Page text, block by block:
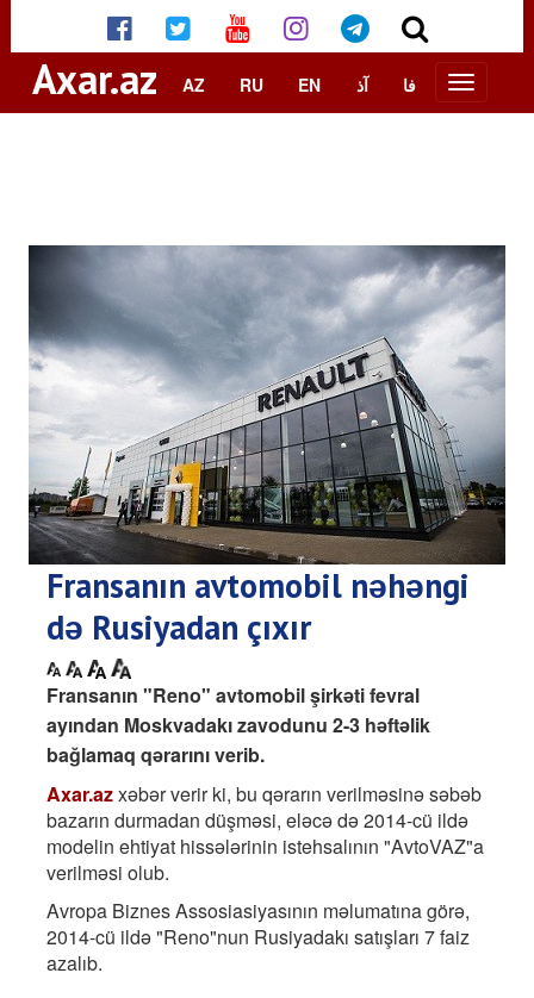
Axar.az AZ RU EN آذ فا
Fransanın avtomobil nəhəngi
də Rusiyadan çıxır
Fransanın "Reno" avtomobil şirkəti fevral
ayından Moskvadakı zavodunu 2-3 həftəlik
bağlamaq qərarını verib.
Axar.azxəbər verir ki, bu qərarın verilməsinə səbəb
bazarın durmadan düşməsi, eləcə də 2014-cü ildə
modelin ehtiyat hissələrinin istehsalının "AvtoVAZ"a
verilməsi olub.
Avropa Biznes Assosiasiyasının məlumatına görə,
2014-cü ildə "Reno"nun Rusiyadakı satışları 7 faiz
azalıb.